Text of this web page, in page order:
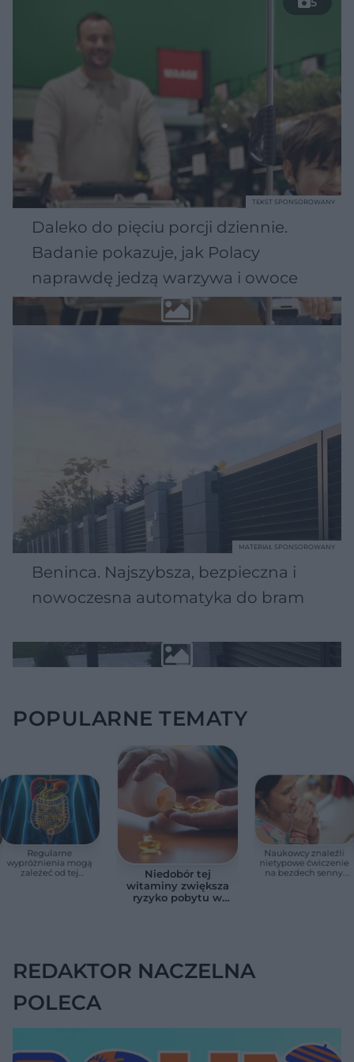
Daleko do pięciu porcji dziennie.
Badanie pokazuje, jak Polacy
naprawdę jedzą warzywa i owoce
TEKST SPONSOROWANY
Beninca. Najszybsza, bezpieczna i
nowoczesna automatyka do bram
MATERIAŁ SPONSOROWANY
POPULARNE TEMATY
Regularne
wypróżnienia mogą
zależeć od tej
Niedobór tej
witaminy zwiększa
ryzyko pobytu w
Naukowcy znaleźli
nietypowe ćwiczenie
na bezdech senny.
REDAKTOR NACZELNA
POLECA